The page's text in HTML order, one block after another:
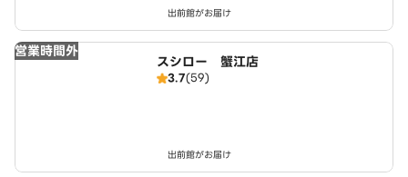
出前館がお届け
営業時間外
スシロー 蟹江店
3.7(59)
出前館がお届け